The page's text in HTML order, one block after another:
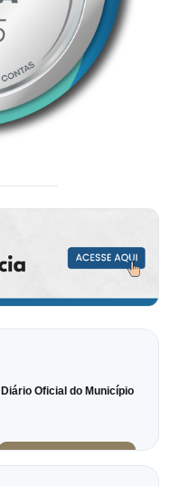
Diário Oficial do Município